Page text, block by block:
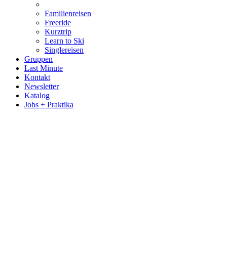
Familienreisen
Freeride
Kurztrip
Learn to Ski
Singlereisen
Gruppen
Last Minute
Kontakt
Newsletter
Katalog
Jobs + Praktika